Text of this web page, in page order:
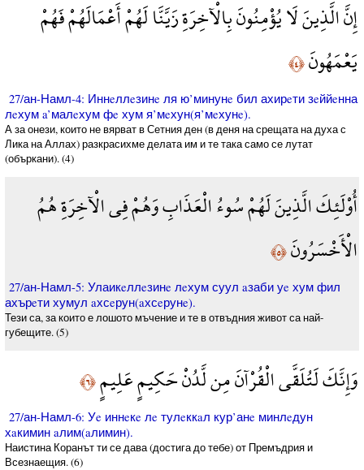
إِنَّ الَّذِينَ لَا يُؤْمِنُونَ بِالْآخِرَةِ زَيَّنَّا لَهُمْ أَعْمَالَهُمْ فَهُمْ
يَعْمَهُونَ﴿٤﴾
27/ан-Намл-4: Иннeллeзинe ля ю’минунe бил ахирeти зeййeнна
лeхум a’малeхум фe хум я’мeхун(я’мeхунe).
А за онези, които не вярват в Сетния ден (в деня на срещата на духа с
Лика на Аллах) разкрасихме делата им и те така само се лутат
(объркани). (4)
أُوْلَئِكَ الَّذِينَ لَهُمْ سُوءُ الْعَذَابِ وَهُمْ فِي الْآخِرَةِ هُمُ
الْأَخْسَرُونَ﴿٥﴾
27/ан-Намл-5: Улаикeллeзинe лeхум суул aзаби уe хум фил
ахърeти хумул aхсeрун(aхсeрунe).
Тези са, за които е лошото мъчение и те в отвъдния живот са най-
губещите. (5)
وَإِنَّكَ لَتُلَقَّى الْقُرْآنَ مِن لَّدُنْ حَكِيمٍ عَلِيمٍ﴿٦﴾
27/ан-Намл-6: Уe иннeкe лe тулeккaл кур’анe минлeдун
хaкимин aлим(aлимин).
Наистина Коранът ти се дава (достига до тебе) от Премъдрия и
Всезнаещия. (6)